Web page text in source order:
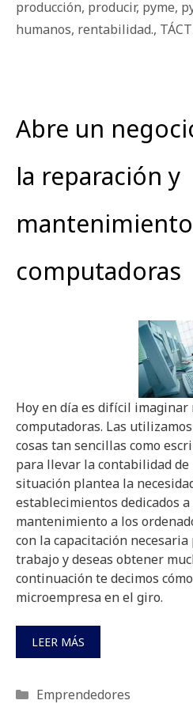
producción, producir, pyme,
humanos, rentabilidad.,
Abre un
la reparación y
computadoras
Hoy en día es difícil
computadoras. Las
cosas tan sencillas como
para llevar la contabilidad de
situación plantea la
establecimientos dedicados
mantenimiento a los
con la capacitación
trabajo y deseas obtener
continuación te decimos
microempresa en el giro.
LEER MÁS
Categorías
Emprendedores